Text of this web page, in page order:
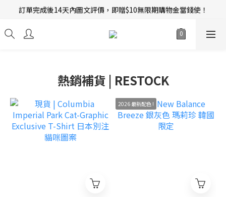
新會員招募中 | 即送 $12 購物金當錢使！
訂單完成後14天內圖文評價，即贈$10無限期購物金當錢使！
新會員招募中 | 即送 $12 購物金當錢使！
熱銷補貨 | RESTOCK
2026 最新配色 !